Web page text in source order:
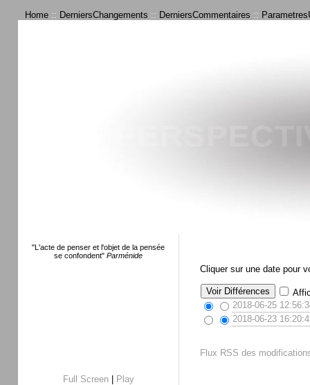
Home :: DerniersChangements :: DerniersCommentaires ::
"L'acte de penser et l'objet de la pensée
se confondent" Parménide
Full Screen|
Play
Cliquer sur une date pour
2018-06-25
2018-06-23
Flux RSS des